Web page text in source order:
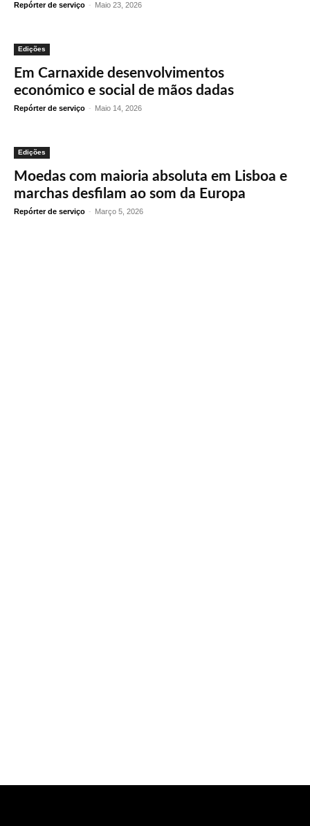
Repórter de serviço - Maio 23, 2026
Edições
Em Carnaxide desenvolvimentos
económico e social de mãos dadas
Repórter de serviço - Maio 14, 2026
Edições
Moedas com maioria absoluta em Lisboa e
marchas desfilam ao som da Europa
Repórter de serviço - Março 5, 2026